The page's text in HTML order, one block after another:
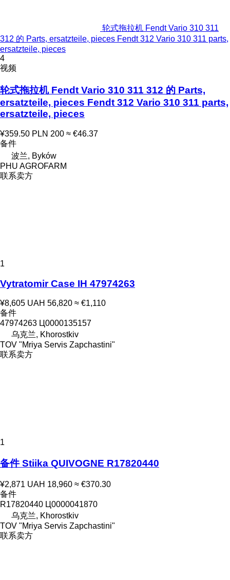
轮式拖拉机 Fendt Vario 310 311
312 的 Parts, ersatzteile, pieces Fendt 312 Vario 310 311 parts,
ersatzteile, pieces
4
视频
轮式拖拉机 Fendt Vario 310 311 312 的 Parts,
ersatzteile, pieces Fendt 312 Vario 310 311 parts,
ersatzteile, pieces
¥359.50 PLN 200 ≈ €46.37
备件
波兰, Byków
PHU AGROFARM
联系卖方
1
Vytratomir Case IH 47974263
¥8,605 UAH 56,820 ≈ €1,110
备件
47974263 Ц0000135157
乌克兰, Khorostkiv
TOV "Mriya Servis Zapchastini"
联系卖方
1
备件 Stiika QUIVOGNE R17820440
¥2,871 UAH 18,960 ≈ €370.30
备件
R17820440 Ц0000041870
乌克兰, Khorostkiv
TOV "Mriya Servis Zapchastini"
联系卖方